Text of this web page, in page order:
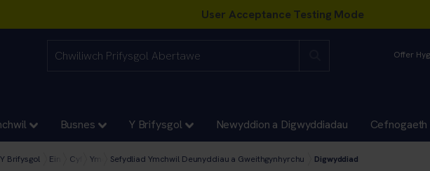
Offer
Busnes Y Brifysgol Newyddion a Digwyddiadau Cefnogaeth
Y Brifysgol Ein Cyfadrannau
Cyfadran Gwyddoniaeth a Pheirianneg
Ymchwil yn y Gyfadran Gwyddoniaeth a Pheirianneg
Sefydliad Ymchwil Deunyddiau a Gweithgynhyrchu Digwyddiad